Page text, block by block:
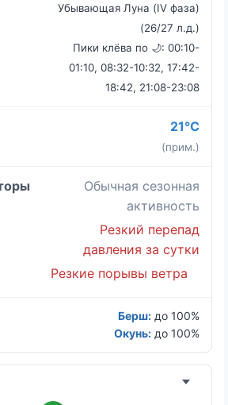
Убывающая Луна (IV фаза)
(26/27 л.д.)
Пики клёва по 🌙: 00:10-
01:10, 08:32-10:32, 17:42-
18:42, 21:08-23:08
21°C
(прим.)
Обычная сезонная
активность
Резкий перепад
давления за сутки
Резкие порывы ветра
Берш: до 100%
Окунь: до 100%